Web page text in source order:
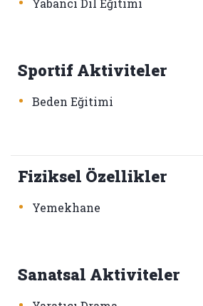
Yabancı Dil Eğitimi
Sportif Aktiviteler
• Beden Eğitimi
Fiziksel Özellikler
• Yemekhane
Sanatsal Aktiviteler